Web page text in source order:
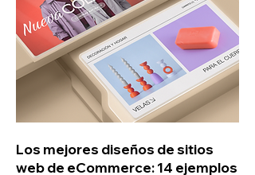
Los mejores diseños de sitios
web de eCommerce: 14 ejemplos